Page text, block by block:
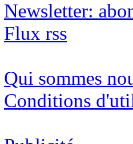
Newsletter:
Flux rss
Qui sommes
Conditions